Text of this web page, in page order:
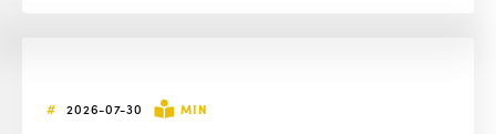
# 2026-07-30 MIN